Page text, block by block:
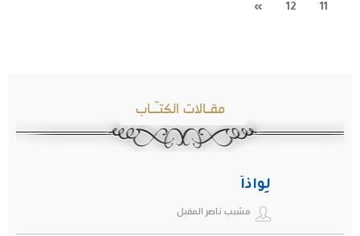
11
12
»
مقـالات الكتـّـاب
لِواذاً
مشبب ناصر المقبل